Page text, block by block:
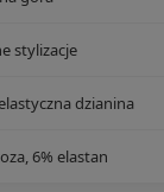
stylizacje
dzianina
6% elastan